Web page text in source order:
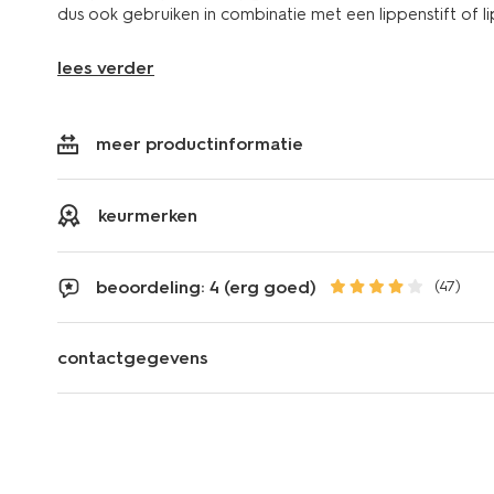
dus ook gebruiken in combinatie met een lippenstift of
lees verder
meer productinformatie
keurmerken
beoordeling: 4 (erg goed) (47)
contactgegevens